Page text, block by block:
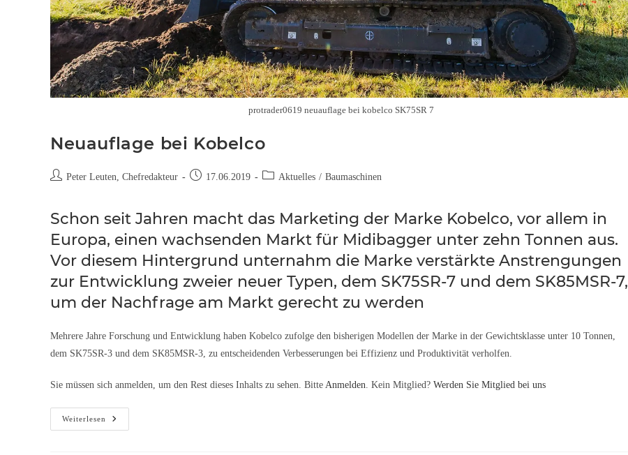
protrader0619 neuauflage bei kobelco SK75SR 7
Neuauflage bei Kobelco
Peter Leuten, Chefredakteur 17.06.2019 Aktuelles / Baumaschinen
Schon seit Jahren macht das Marketing der Marke Kobelco, vor allem in
Europa, einen wachsenden Markt für Midibagger unter zehn Tonnen aus.
Vor diesem Hintergrund unternahm die Marke verstärkte Anstrengungen
zur Entwicklung zweier neuer Typen, dem SK75SR-7 und dem SK85MSR-7,
um der Nachfrage am Markt gerecht zu werden
Mehrere Jahre Forschung und Entwicklung haben Kobelco zufolge den bisherigen Modellen der Marke in der Gewichtsklasse unter 10 Tonnen,
dem SK75SR-3 und dem SK85MSR-3, zu entscheidenden Verbesserungen bei Effizienz und Produktivität verholfen.
Sie müssen sich anmelden, um den Rest dieses Inhalts zu sehen. Bitte Anmelden. Kein Mitglied? Werden Sie Mitglied bei uns
Weiterlesen